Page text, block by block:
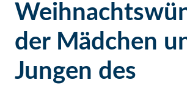
der Mädchen
Jungen des